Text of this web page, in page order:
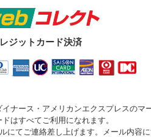
ジットカード決済
ナース・アメリカンエクスプレスのマ
はすべてご利用になれます。
にてご連絡差し上げます。メール内容